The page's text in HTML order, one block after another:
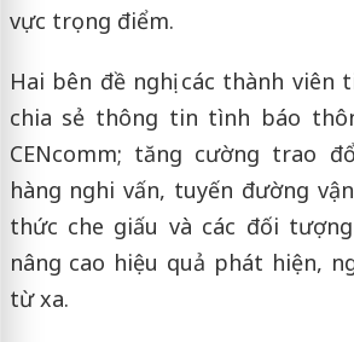
vực trọng điểm.
Hai bên đề nghị các thành viên
chia sẻ thông tin tình báo
CENcomm; tăng cường trao
hàng nghi vấn, tuyến đường
thức che giấu và các đối
nâng cao hiệu quả phát hiện,
từ xa.